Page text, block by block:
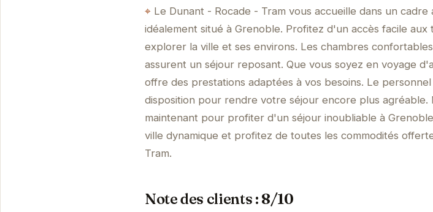
Le Dunant - Rocade - Tram vous accueille dans un
idéalement situé à Grenoble. Profitez d'un accès facile
explorer la ville et ses environs. Les chambres
assurent un séjour reposant. Que vous soyez en voyage
offre des prestations adaptées à vos besoins. Le
disposition pour rendre votre séjour encore plus agréable.
maintenant pour profiter d'un séjour inoubliable à
ville dynamique et profitez de toutes les commodités
Tram.
Note des clients : 8/10